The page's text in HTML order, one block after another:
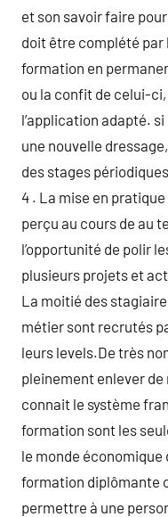
et son savoir faire
doit être complété par
formation en
ou la confit de celui-
l’application adapté.
une nouvelle
des stages
4 . La mise en
perçu au cours de au
l’opportunité de polir
plusieurs projets et
La moitié des
métier sont recrutés
leurs levels.De très
pleinement enlever
connait le système
formation sont les
le monde économique
formation diplômante
permettre à une